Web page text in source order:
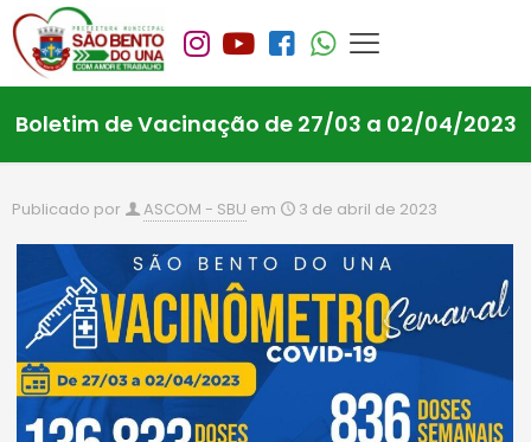
Boletim de Vacinação de 27/03 a 02/04/2023
Publicado por ASCOM - SBU em 3 de abril de 2023